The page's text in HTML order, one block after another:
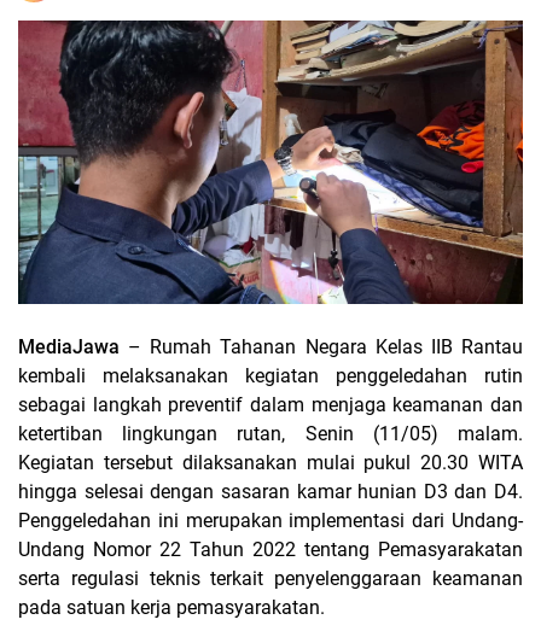
MediaJawa – Rumah Tahanan Negara Kelas IIB Rantau
kembali melaksanakan kegiatan penggeledahan rutin
sebagai langkah preventif dalam menjaga keamanan dan
ketertiban lingkungan rutan, Senin (11/05) malam.
Kegiatan tersebut dilaksanakan mulai pukul 20.30 WITA
hingga selesai dengan sasaran kamar hunian D3 dan D4.
Penggeledahan ini merupakan implementasi dari Undang-
Undang Nomor 22 Tahun 2022 tentang Pemasyarakatan
serta regulasi teknis terkait penyelenggaraan keamanan
pada satuan kerja pemasyarakatan.